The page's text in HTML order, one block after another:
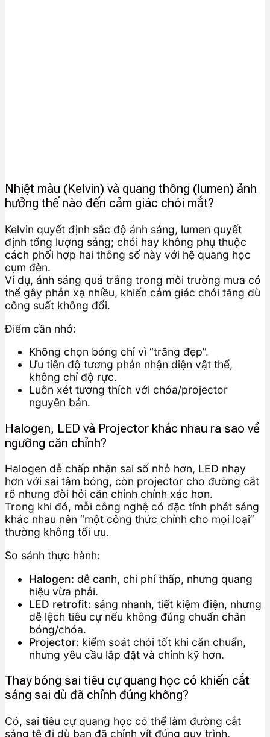
Nhiệt màu (Kelvin) và quang thông (lumen) ảnh
hưởng thế nào đến cảm giác chói mắt?
Kelvin quyết định sắc độ ánh sáng, lumen quyết
định tổng lượng sáng; chói hay không phụ thuộc
cách phối hợp hai thông số này với hệ quang học
cụm đèn.
Ví dụ, ánh sáng quá trắng trong môi trường mưa có
thể gây phản xạ nhiều, khiến cảm giác chói tăng dù
công suất không đổi.
Điểm cần nhớ:
Không chọn bóng chỉ vì “trắng đẹp”.
Ưu tiên độ tương phản nhận diện vật thể,
không chỉ độ rực.
Luôn xét tương thích với chóa/projector
nguyên bản.
Halogen, LED và Projector khác nhau ra sao về
ngưỡng căn chỉnh?
Halogen dễ chấp nhận sai số nhỏ hơn, LED nhạy
hơn với sai tâm bóng, còn projector cho đường cắt
rõ nhưng đòi hỏi căn chỉnh chính xác hơn.
Trong khi đó, mỗi công nghệ có đặc tính phát sáng
khác nhau nên “một công thức chỉnh cho mọi loại”
thường không tối ưu.
So sánh thực hành:
Halogen: dễ canh, chi phí thấp, nhưng quang
hiệu vừa phải.
LED retrofit: sáng nhanh, tiết kiệm điện, nhưng
dễ lệch tiêu cự nếu không đúng chuẩn chân
bóng/chóa.
Projector: kiểm soát chói tốt khi căn chuẩn,
nhưng yêu cầu lắp đặt và chỉnh kỹ hơn.
Thay bóng sai tiêu cự quang học có khiến cắt
sáng sai dù đã chỉnh đúng không?
Có, sai tiêu cự quang học có thể làm đường cắt
sáng tệ đi dù bạn đã chỉnh vít đúng quy trình.